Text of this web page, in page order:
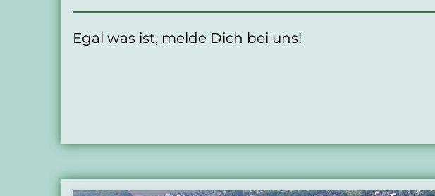
Egal was ist, melde Dich bei uns!